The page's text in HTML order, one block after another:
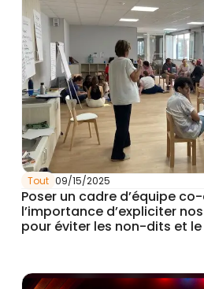
Tout 09/15/2025
Poser un cadre d’équipe
l’importance d’expliciter
pour éviter les non-dits et